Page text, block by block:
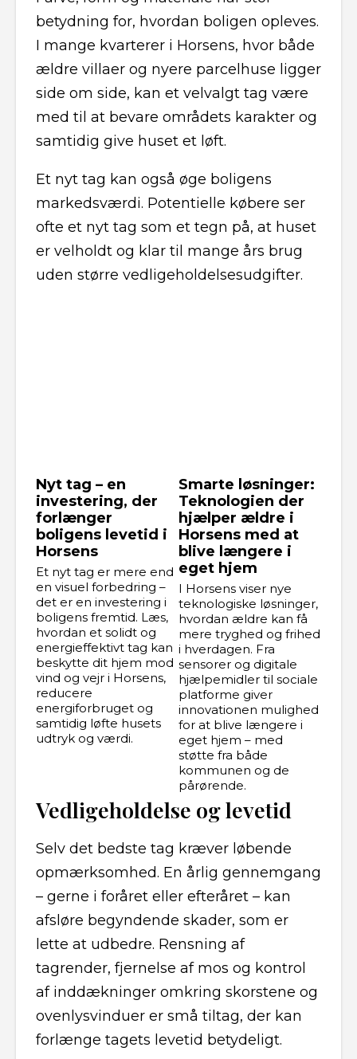
betydning for, hvordan boligen opleves.
I mange kvarterer i Horsens, hvor både
ældre villaer og nyere parcelhuse ligger
side om side, kan et velvalgt tag være
med til at bevare områdets karakter og
samtidig give huset et løft.
Et nyt tag kan også øge boligens
markedsværdi. Potentielle købere ser
ofte et nyt tag som et tegn på, at huset
er velholdt og klar til mange års brug
uden større vedligeholdelsesudgifter.
Nyt tag – en
investering, der
forlænger
boligens levetid i
Horsens
Et nyt tag er mere end
en visuel forbedring –
det er en investering i
boligens fremtid. Læs,
hvordan et solidt og
energieffektivt tag kan
beskytte dit hjem mod
vind og vejr i Horsens,
reducere
energiforbruget og
samtidig løfte husets
udtryk og værdi.
Smarte løsninger:
Teknologien der
hjælper ældre i
Horsens med at
blive længere i
eget hjem
I Horsens viser nye
teknologiske løsninger,
hvordan ældre kan få
mere tryghed og frihed
i hverdagen. Fra
sensorer og digitale
hjælpemidler til sociale
platforme giver
innovationen mulighed
for at blive længere i
eget hjem – med
støtte fra både
kommunen og de
pårørende.
Vedligeholdelse og levetid
Selv det bedste tag kræver løbende
opmærksomhed. En årlig gennemgang
– gerne i foråret eller efteråret – kan
afsløre begyndende skader, som er
lette at udbedre. Rensning af
tagrender, fjernelse af mos og kontrol
af inddækninger omkring skorstene og
ovenlysvinduer er små tiltag, der kan
forlænge tagets levetid betydeligt.